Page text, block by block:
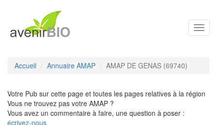
Accueil Annuaire AMAP AMAP DE GENAS (69740)
Votre Pub sur cette page et toutes les pages relatives à la région
Vous ne trouvez pas votre AMAP ?
Vous avez un commentaire à faire, une question à poser :
écrivez-nous